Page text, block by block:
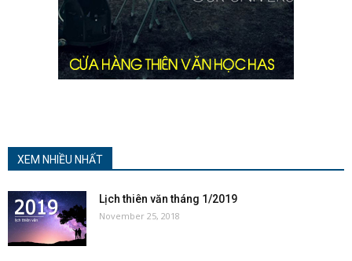
XEM NHIỀU NHẤT
Lịch thiên văn tháng 1/2019
November 25, 2018